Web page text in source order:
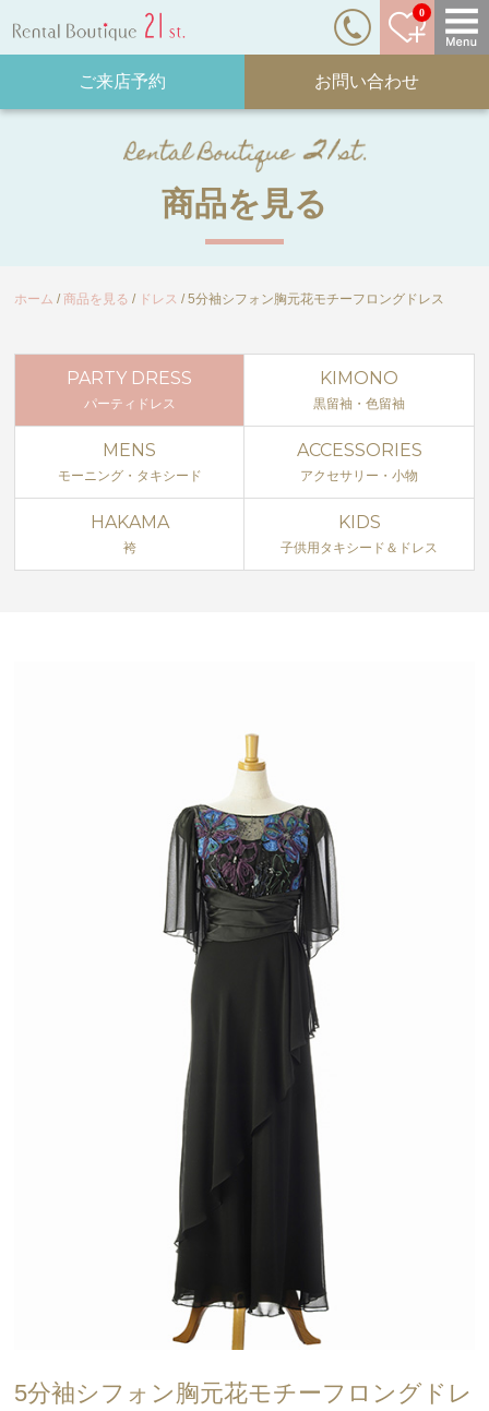
0
ご来店予約 お問い合わせ
商品を見る
ホーム 商品を見る ドレス 5分袖シフォン胸元花モチーフロングドレス
PARTY DRESS
パーティドレス
KIMONO
黒留袖・色留袖
MENS
モーニング・タキシード
ACCESSORIES
アクセサリー・小物
HAKAMA
袴
KIDS
子供用タキシード＆ドレス
5分袖シフォン胸元花モチーフロングドレ